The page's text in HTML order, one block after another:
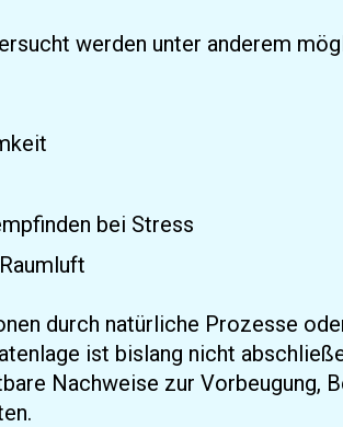
werden unter anderem
bei Stress
durch natürliche Prozesse
ist bislang nicht
Nachweise zur Vorbeugung,